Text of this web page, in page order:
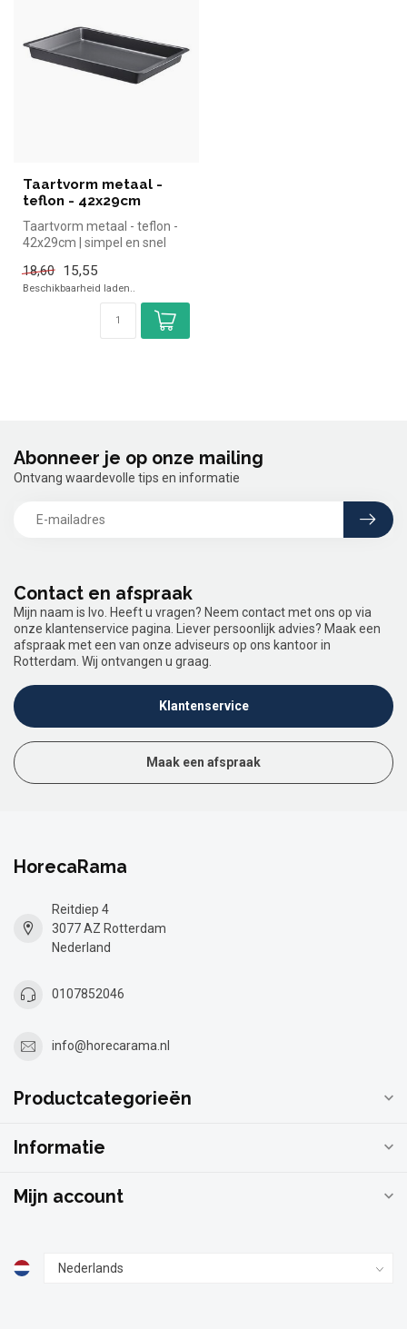
Taartvorm metaal -
teflon - 42x29cm
Taartvorm metaal - teflon -
42x29cm | simpel en snel
18,60
15,55
Beschikbaarheid laden..
Contact en afspraak
Mijn naam is Ivo. Heeft u vragen? Neem contact met ons op via
onze klantenservice pagina. Liever persoonlijk advies? Maak een
afspraak met een van onze adviseurs op ons kantoor in
Rotterdam. Wij ontvangen u graag.
Klantenservice
Maak een afspraak
Abonneer je op onze mailing
Ontvang waardevolle tips en informatie
HorecaRama
Reitdiep 4
3077 AZ Rotterdam
Nederland
0107852046
info@horecarama.nl
Productcategorieën
Informatie
Mijn account